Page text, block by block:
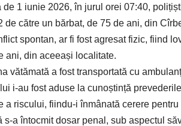
de 1 iunie 2026, în jurul orei 07:40,
de către un bărbat, de 75 de ani, din
spontan, ar fi fost agresat fizic, fiind
ani, din aceeași localitate.
vătămată a fost transportată cu
i-au fost aduse la cunoștință
a riscului, fiindu-i înmânată cerere
s-a întocmit dosar penal, sub aspectul